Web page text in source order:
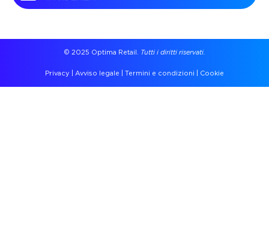
© 2025 Optima Retail. Tutti i diritti riservati.
Privacy Avviso legale Termini e condizioni Cookie